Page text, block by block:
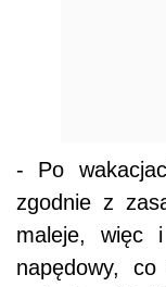
- Po
zgodnie z
maleje, więc
napędowy,